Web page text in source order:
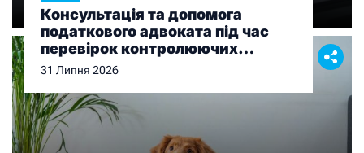
Консультація та допомога
податкового адвоката під час
перевірок контролюючих
органів
31 Липня 2026